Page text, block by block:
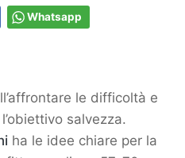
Whatsapp
le difficoltà e
salvezza.
ha le idee chiare per la